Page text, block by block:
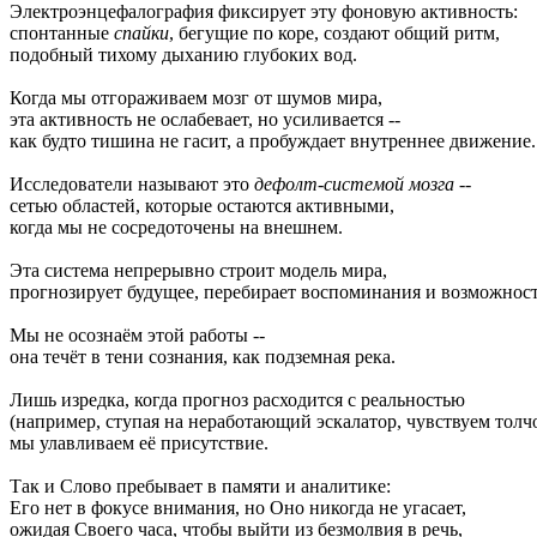
Электроэнцефалография фиксирует эту фоновую активность:
спонтанные спайки, бегущие по коре, создают общий ритм,
подобный тихому дыханию глубоких вод.
Когда мы отгораживаем мозг от шумов мира,
эта активность не ослабевает, но усиливается --
как будто тишина не гасит, а пробуждает внутреннее движение.
Исследователи называют это дефолт-системой мозга --
сетью областей, которые остаются активными,
когда мы не сосредоточены на внешнем.
Эта система непрерывно строит модель мира,
прогнозирует будущее, перебирает воспоминания и
Мы не осознаём этой работы --
она течёт в тени сознания, как подземная река.
Лишь изредка, когда прогноз расходится с реальностью
(например, ступая на неработающий эскалатор, чувствуем
мы улавливаем её присутствие.
Так и Слово пребывает в памяти и аналитике:
Его нет в фокусе внимания, но Оно никогда не угасает,
ожидая Своего часа, чтобы выйти из безмолвия в речь,